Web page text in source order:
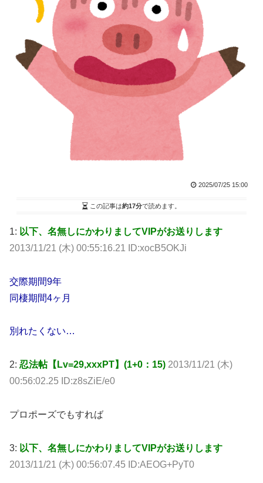
2025/07/25 15:00
この記事は約17分で読めます。
1: 以下、名無しにかわりましてVIPがお送りします
2013/11/21 (木) 00:55:16.21 ID:xocB5OKJi
交際期間9年
同棲期間4ヶ月
別れたくない…
2: 忍法帖【Lv=29,xxxPT】(1+0：15) 2013/11/21 (木)
00:56:02.25 ID:z8sZiE/e0
プロポーズでもすれば
3: 以下、名無しにかわりましてVIPがお送りします
2013/11/21 (木) 00:56:07.45 ID:AEOG+PyT0